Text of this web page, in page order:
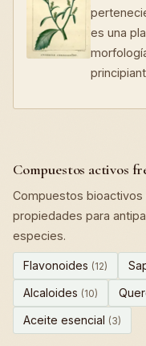
es una
Compuestos activos
Compuestos
propiedades para
especies.
Flavonoides (12)
Alcaloides (10)
Aceite esencial (3)